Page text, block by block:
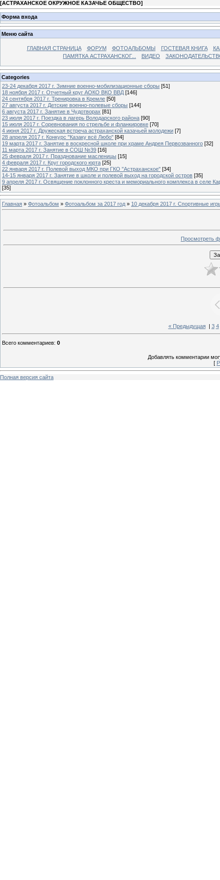
[АСТРАХАНСКОЕ ОКРУЖНОЕ КАЗАЧЬЕ ОБЩЕСТВО]
Форма входа
Меню сайта
ГЛАВНАЯ СТРАНИЦА ФОРУМ ФОТОАЛЬБОМЫ ГОСТЕВАЯ КНИГА
ПАМЯТКА АСТРАХАНСКОГ...
ВИДЕО
Categories
23-24 декабря 2017 г. Зимние военно-мобилизационные сборы [51]
18 ноября 2017 г. Отчетный круг АОКО ВКО ВВД [146]
24 сентября 2017 г. Тренировка в Кремле [50]
27 августа 2017 г. Детские военно-полевые сборы [144]
6 августа 2017 г. Занятие в Чудотворах [81]
23 июля 2017 г. Поездка в лагерь Володарского района [90]
15 июля 2017 г. Соревнования по стрельбе и фланкировке [70]
4 июня 2017 г. Дружеская встреча астраханской казачьей молодежи [7]
28 апреля 2017 г. Конкурс "Казаку всё Любо" [84]
19 марта 2017 г. Занятие в воскресной школе при храме Андрея Первозванного [32]
11 марта 2017 г. Занятие в СОШ №39 [16]
25 февраля 2017 г. Празднование масленицы [15]
4 февраля 2017 г. Круг городского юрта [25]
22 января 2017 г. Полевой выход МКО при ГКО "Астраханское" [34]
14-15 января 2017 г. Занятие в школе и полевой выход на городской остров [35]
9 апреля 2017 г. Освящение поклонного креста и мемориального комплекса в селе
[35]
Главная » Фотоальбом » Фотоальбом за 2017 год » 10 декабря 2017 г. Спортивные
Просмотреть
« Предыдущая| 3 4
Всего комментариев: 0
Добавлять комментарии
[
Полная версия сайта